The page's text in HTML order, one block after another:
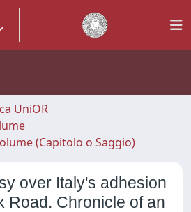
UniOR
(Capitolo o Saggio)
over Italy's adhesion
Road. Chronicle of an